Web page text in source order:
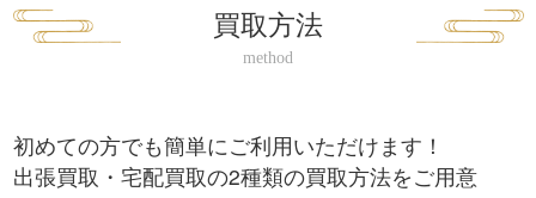
買取方法
初めての方でも簡単にご利用いただけます！
出張買取・宅配買取の2種類の買取方法をご用意